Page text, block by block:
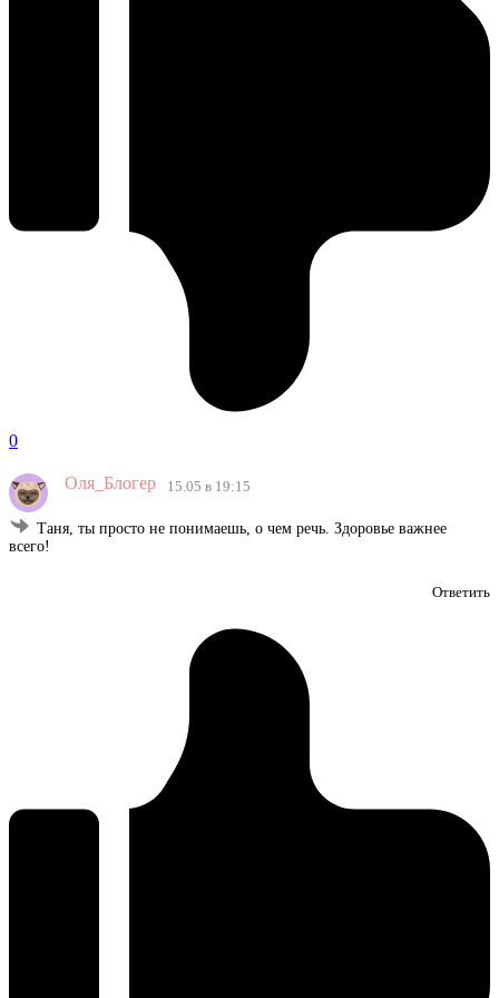
0
Оля_Блогер 15.05 в 19:15
Таня, ты просто не понимаешь, о чем речь. Здоровье важнее
всего!
Ответить